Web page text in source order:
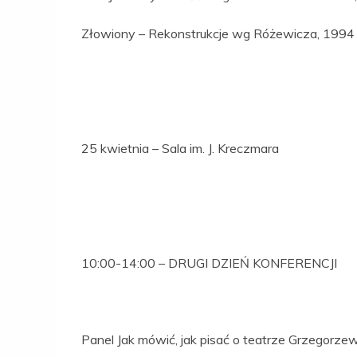
Złowiony – Rekonstrukcje wg Różewicza, 1994
25 kwietnia – Sala im. J. Kreczmara
10:00-14:00 – DRUGI DZIEŃ KONFERENCJI
Panel Jak mówić, jak pisać o teatrze